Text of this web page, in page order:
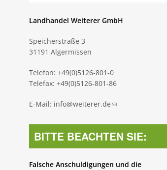
Landhandel Weiterer GmbH
Speicherstraße 3
31191 Algermissen
Telefon: +49(0)5126-801-0
Telefax: +49(0)5126-801-86
E-Mail: info@weiterer.de(link sends e-mail)
BITTE BEACHTEN SIE:
Falsche Anschuldigungen und die